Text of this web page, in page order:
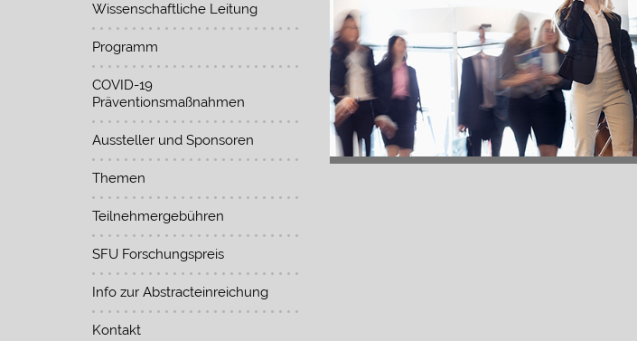
Wissenschaftliche Leitung
Programm
COVID-19
Präventionsmaßnahmen
Aussteller und Sponsoren
Themen
Teilnehmergebühren
SFU Forschungspreis
Info zur Abstracteinreichung
Kontakt